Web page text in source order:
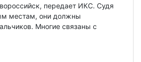
передает ИКС. Судя
местам, они должны
Многие связаны с